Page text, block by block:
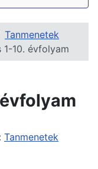
Tanmenetek
1-10. évfolyam
Tanmenetek